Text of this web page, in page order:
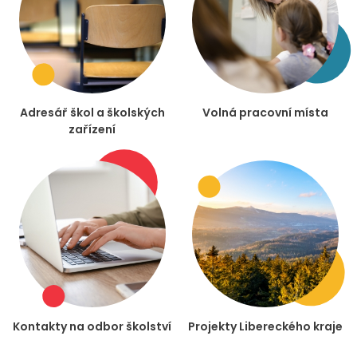
Adresář škol a školských
zařízení
Volná pracovní místa
Kontakty na odbor školství Projekty Libereckého kraje